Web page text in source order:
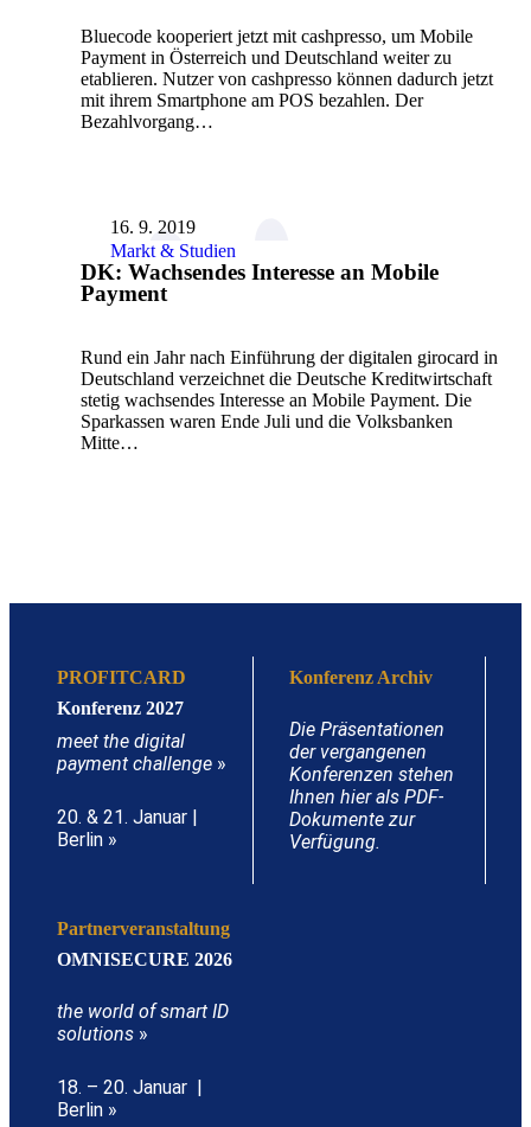
Bluecode kooperiert jetzt mit cashpresso, um Mobile
Payment in Österreich und Deutschland weiter zu
etablieren. Nutzer von cashpresso können dadurch jetzt
mit ihrem Smartphone am POS bezahlen. Der
Bezahlvorgang…
16. 9. 2019
Markt & Studien
DK: Wachsendes Interesse an Mobile
Payment
Rund ein Jahr nach Einführung der digitalen girocard in
Deutschland verzeichnet die Deutsche Kreditwirtschaft
stetig wachsendes Interesse an Mobile Payment. Die
Sparkassen waren Ende Juli und die Volksbanken
Mitte…
PROFITCARD
Konferenz 2027
meet the digital
payment challenge »
20. & 21. Januar |
Berlin »
Konferenz Archiv
Die Präsentationen
der vergangenen
Konferenzen stehen
Ihnen hier als PDF-
Dokumente zur
Verfügung.
Partnerveranstaltung
OMNISECURE 2026
the world of smart ID
solutions »
18. – 20. Januar |
Berlin »